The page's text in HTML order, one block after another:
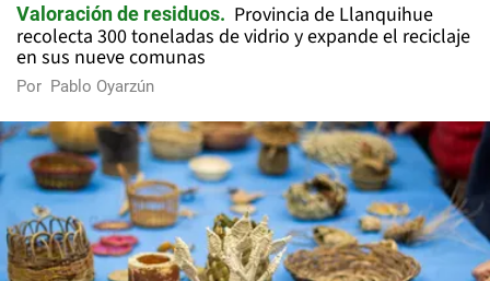
Valoración de residuos
Provincia de Llanquihue
recolecta 300 toneladas de vidrio y expande el reciclaje
en sus nueve comunas
Por Pablo Oyarzún